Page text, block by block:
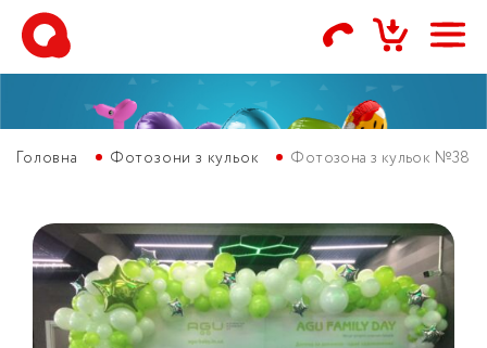
Головна Фотозони з кульок Фотозона з кульок №38